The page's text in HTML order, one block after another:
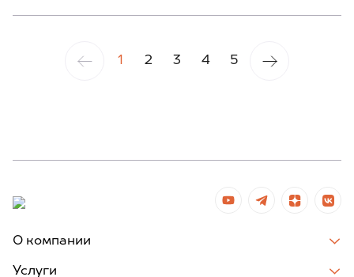
1 2 3 4 5
О компании
Услуги